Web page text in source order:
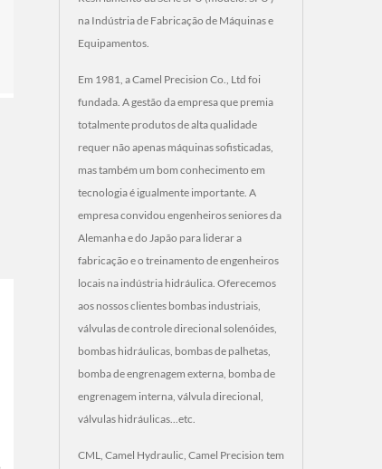
na Indústria de Fabricação de Máquinas e
Equipamentos.
Em 1981, a Camel Precision Co., Ltd foi
fundada. A gestão da empresa que premia
totalmente produtos de alta qualidade
requer não apenas máquinas sofisticadas,
mas também um bom conhecimento em
tecnologia é igualmente importante. A
empresa convidou engenheiros seniores da
Alemanha e do Japão para liderar a
fabricação e o treinamento de engenheiros
locais na indústria hidráulica. Oferecemos
aos nossos clientes bombas industriais,
válvulas de controle direcional solenóides,
bombas hidráulicas, bombas de palhetas,
bomba de engrenagem externa, bomba de
engrenagem interna, válvula direcional,
válvulas hidráulicas...etc.
CML, Camel Hydraulic, Camel Precision tem